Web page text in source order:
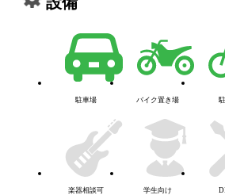
駐車場 バイク置き場
楽器相談可 学生向け